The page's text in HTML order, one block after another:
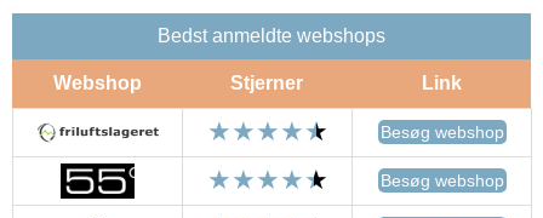
Bedst anmeldte webshops
Webshop Stjerner Link
Besøg webshop
Besøg webshop